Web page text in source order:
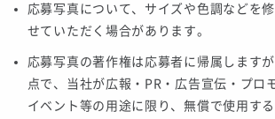
応募写真について、サイズや色調などを
せていただく場合があります。
応募写真の著作権は応募者に帰属します
点で、当社が広報・PR・広告宣伝・プロ
イベント等の用途に限り、無償で使用す